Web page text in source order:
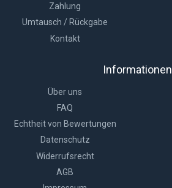
Zahlung
Umtausch / Rückgabe
Kontakt
Informationen
Über uns
FAQ
Echtheit von Bewertungen
Datenschutz
Widerrufsrecht
AGB